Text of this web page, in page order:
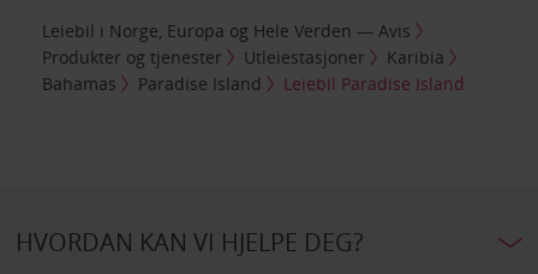
Leiebil i Norge, Europa og Hele Verden — Avis
Produkter og tjenester
Utleiestasjoner
Karibia
Bahamas
Paradise Island Leiebil Paradise Island
HVORDAN KAN VI HJELPE DEG?